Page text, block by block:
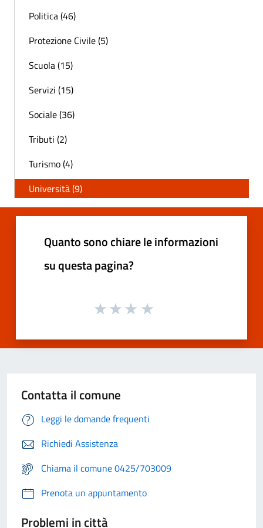
Politica (46)
Protezione Civile (5)
Scuola (15)
Servizi (15)
Sociale (36)
Tributi (2)
Turismo (4)
Università (9)
Quanto sono chiare le informazioni
su questa pagina?
Contatta il comune
Leggi le domande frequenti
Richiedi Assistenza
Chiama il comune 0425/703009
Prenota un appuntamento
Problemi in città